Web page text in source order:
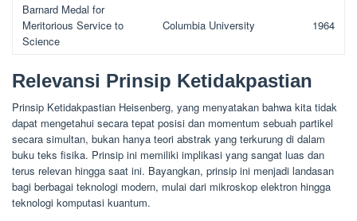
Barnard Medal for
Meritorious Service to
Science
Columbia University 1964
Relevansi Prinsip Ketidakpastian
Prinsip Ketidakpastian Heisenberg, yang menyatakan bahwa kita tidak
dapat mengetahui secara tepat posisi dan momentum sebuah partikel
secara simultan, bukan hanya teori abstrak yang terkurung di dalam
buku teks fisika. Prinsip ini memiliki implikasi yang sangat luas dan
terus relevan hingga saat ini. Bayangkan, prinsip ini menjadi landasan
bagi berbagai teknologi modern, mulai dari mikroskop elektron hingga
teknologi komputasi kuantum.